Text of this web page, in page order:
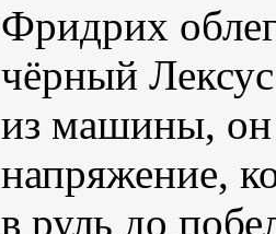
Фридрих
чёрный
из машины, он
напряжение,
в руль до